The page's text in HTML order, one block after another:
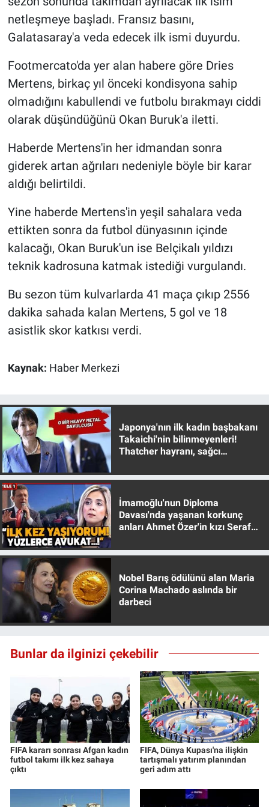
netleşmeye başladı. Fransız basını,
Galatasaray'a veda edecek ilk ismi duyurdu.
Footmercato'da yer alan habere göre Dries
Mertens, birkaç yıl önceki kondisyona sahip
olmadığını kabullendi ve futbolu bırakmayı ciddi
olarak düşündüğünü Okan Buruk'a iletti.
Haberde Mertens'in her idmandan sonra
giderek artan ağrıları nedeniyle böyle bir karar
aldığı belirtildi.
Yine haberde Mertens'in yeşil sahalara veda
ettikten sonra da futbol dünyasının içinde
kalacağı, Okan Buruk'un ise Belçikalı yıldızı
teknik kadrosuna katmak istediği vurgulandı.
Bu sezon tüm kulvarlarda 41 maça çıkıp 2556
dakika sahada kalan Mertens, 5 gol ve 18
asistlik skor katkısı verdi.
Kaynak: Haber Merkezi
Japonya'nın ilk kadın başbakanı
Takaichi'nin bilinmeyenleri!
Thatcher hayranı, sağcı
İmamoğlu'nun Diploma
Davası'nda yaşanan korkunç
anları Ahmet Özer'in kızı Seraf
Nobel Barış ödülünü alan Maria
Corina Machado aslında bir
darbeci
Bunlar da ilginizi çekebilir
FIFA kararı sonrası Afgan kadın
futbol takımı ilk kez sahaya
çıktı
FIFA, Dünya Kupası'na ilişkin
tartışmalı yatırım planından
geri adım attı
Gündem Özel
Günün görüntüsü
Haber
İlan
Kimdir
Koronavirüs
Kültür Sanat
Ne demişti
Nedir
Programlar
Sağlık
Teknoloji
Türkiye'nin Geleceği
Türkiye'nin Gündemi
Yerel Gündem
Yerel Yaşam
Canlı Yayın